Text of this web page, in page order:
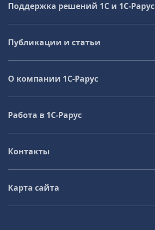
Поддержка решений 1С и 1С‑Рарус
Публикации и статьи
О компании 1C-Рарус
Работа в 1С‑Рарус
Контакты
Карта сайта